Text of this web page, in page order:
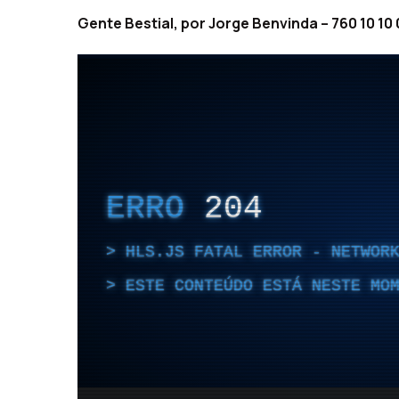
Gente Bestial, por Jorge Benvinda – 760 10 10